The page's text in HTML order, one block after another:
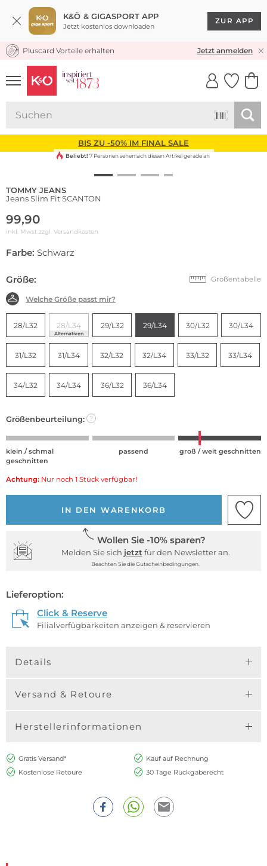
K&Ö & GIGASPORT APP
Jetzt kostenlos downloaden
ZUR APP
KOSTENLOSER VERSAND* & RÜCKVERSAND
Pluscard Vorteile erhalten Jetzt anmelden
UNSERE APP
CLICK &
BIS ZU -50% IM FINAL SALE
Beliebt! 7 Personen sehen sich diesen Artikel gerade an
TOMMY JEANS
Jeans Slim Fit SCANTON
99,90
inkl. Mwst zzgl. Versandkosten
Farbe: Schwarz
Größe: Größentabelle
Welche Größe passt mir?
28/L32 28/L34
Alternativen
29/L32 29/L34 30/L32 30/L34
31/L32 31/L34 32/L32 32/L34 33/L32 33/L34
34/L32 34/L34 36/L32 36/L34
Größenbeurteilung: ?
klein / schmal
geschnitten
passend groß / weit geschnitten
Achtung: Nur noch 1 Stück verfügbar!
IN DEN WARENKORB
Wollen Sie -10% sparen?
Melden Sie sich jetzt für den Newsletter an.
Beachten Sie die Gutscheinbedingungen.
Lieferoption:
Click & Reserve
Filialverfügbarkeiten anzeigen & reservieren
Details
Versand & Retoure
Herstellerinformationen
Gratis Versand*
Kauf auf Rechnung
Kostenlose Retoure
30 Tage Rückgaberecht